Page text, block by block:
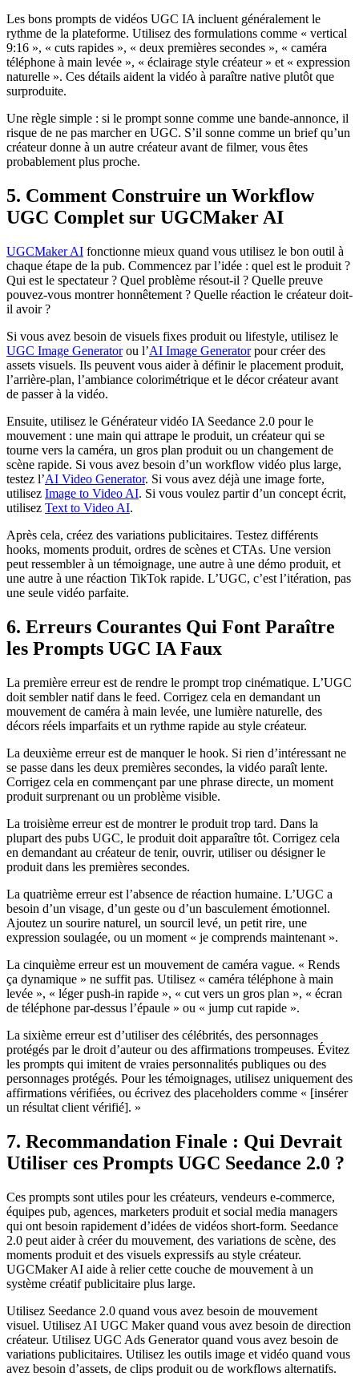
Les bons prompts de vidéos UGC IA incluent généralement le
rythme de la plateforme. Utilisez des formulations comme « vertical
9:16 », « cuts rapides », « deux premières secondes », « caméra
téléphone à main levée », « éclairage style créateur » et « expression
naturelle ». Ces détails aident la vidéo à paraître native plutôt que
surproduite.
Une règle simple : si le prompt sonne comme une bande-annonce, il
risque de ne pas marcher en UGC. S’il sonne comme un brief qu’un
créateur donne à un autre créateur avant de filmer, vous êtes
probablement plus proche.
5. Comment Construire un Workflow
UGC Complet sur UGCMaker AI
UGCMaker AI fonctionne mieux quand vous utilisez le bon outil à
chaque étape de la pub. Commencez par l’idée : quel est le produit ?
Qui est le spectateur ? Quel problème résout-il ? Quelle preuve
pouvez-vous montrer honnêtement ? Quelle réaction le créateur doit-
il avoir ?
Si vous avez besoin de visuels fixes produit ou lifestyle, utilisez le
UGC Image Generatorou l’AI Image Generatorpour créer des
assets visuels. Ils peuvent vous aider à définir le placement produit,
l’arrière-plan, l’ambiance colorimétrique et le décor créateur avant
de passer à la vidéo.
Ensuite, utilisez le Générateur vidéo IA Seedance 2.0 pour le
mouvement : une main qui attrape le produit, un créateur qui se
tourne vers la caméra, un gros plan produit ou un changement de
scène rapide. Si vous avez besoin d’un workflow vidéo plus large,
testez l’AI Video Generator. Si vous avez déjà une image forte,
utilisez Image to Video AI. Si vous voulez partir d’un concept écrit,
utilisez Text to Video AI.
Après cela, créez des variations publicitaires. Testez différents
hooks, moments produit, ordres de scènes et CTAs. Une version
peut ressembler à un témoignage, une autre à une démo produit, et
une autre à une réaction TikTok rapide. L’UGC, c’est l’itération, pas
une seule vidéo parfaite.
6. Erreurs Courantes Qui Font Paraître
les Prompts UGC IA Faux
La première erreur est de rendre le prompt trop cinématique. L’UGC
doit sembler natif dans le feed. Corrigez cela en demandant un
mouvement de caméra à main levée, une lumière naturelle, des
décors réels imparfaits et un rythme rapide au style créateur.
La deuxième erreur est de manquer le hook. Si rien d’intéressant ne
se passe dans les deux premières secondes, la vidéo paraît lente.
Corrigez cela en commençant par une phrase directe, un moment
produit surprenant ou un problème visible.
La troisième erreur est de montrer le produit trop tard. Dans la
plupart des pubs UGC, le produit doit apparaître tôt. Corrigez cela
en demandant au créateur de tenir, ouvrir, utiliser ou désigner le
produit dans les premières secondes.
La quatrième erreur est l’absence de réaction humaine. L’UGC a
besoin d’un visage, d’un geste ou d’un basculement émotionnel.
Ajoutez un sourire naturel, un sourcil levé, un petit rire, une
expression soulagée, ou un moment « je comprends maintenant ».
La cinquième erreur est un mouvement de caméra vague. « Rends
ça dynamique » ne suffit pas. Utilisez « caméra téléphone à main
levée », « léger push-in rapide », « cut vers un gros plan », « écran
de téléphone par-dessus l’épaule » ou « jump cut rapide ».
La sixième erreur est d’utiliser des célébrités, des personnages
protégés par le droit d’auteur ou des affirmations trompeuses. Évitez
les prompts qui imitent de vraies personnalités publiques ou des
personnages protégés. Pour les témoignages, utilisez uniquement des
affirmations vérifiées, ou écrivez des placeholders comme « [insérer
un résultat client vérifié]. »
7. Recommandation Finale : Qui Devrait
Utiliser ces Prompts UGC Seedance 2.0 ?
Ces prompts sont utiles pour les créateurs, vendeurs e-commerce,
équipes pub, agences, marketers produit et social media managers
qui ont besoin rapidement d’idées de vidéos short-form. Seedance
2.0 peut aider à créer du mouvement, des variations de scène, des
moments produit et des visuels expressifs au style créateur.
UGCMaker AI aide à relier cette couche de mouvement à un
système créatif publicitaire plus large.
Utilisez Seedance 2.0 quand vous avez besoin de mouvement
visuel. Utilisez AI UGC Maker quand vous avez besoin de direction
créateur. Utilisez UGC Ads Generator quand vous avez besoin de
variations publicitaires. Utilisez les outils image et vidéo quand vous
avez besoin d’assets, de clips produit ou de workflows alternatifs.